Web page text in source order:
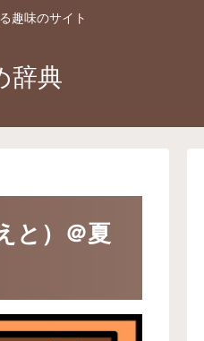
趣味のサイト
辞典
と）＠夏